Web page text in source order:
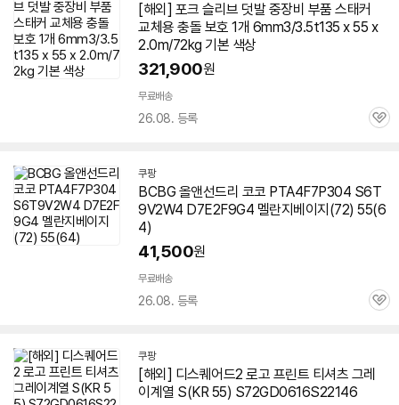
[해외] 포크 슬리브 덧발 중장비 부품 스태커
교체용 충돌 보호 1개 6mm3/3.5t135 x 55 x
2.0m/72kg 기본 색상
321,900원
무료배송
26.08. 등록
관
쿠팡
BCBG 올앤선드리 코코 PTA4F7P304 S6T
9V2W4 D7E2F9G4 멜란지베이지(72) 55(6
4)
41,500원
무료배송
26.08. 등록
관
쿠팡
[해외] 디스퀘어드2 로고 프린트 티셔츠 그레
이계열 S(KR 55) S72GD0616S22146